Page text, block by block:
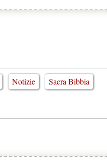
Notizie
Sacra Bibbia